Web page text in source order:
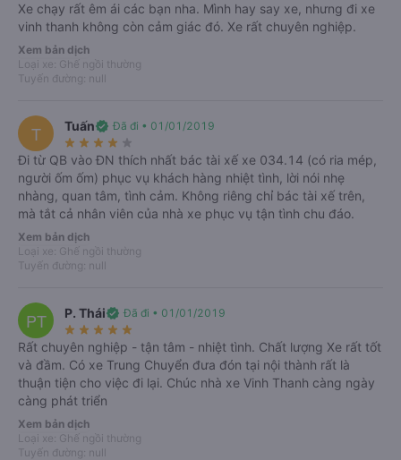
Lợi ích khi đặt Vexere
Chắc chắn có chỗ
Nhà xe nhận được thông tin ngay khi đặt chỗ. Cam kết
hoàn 150% nếu nhà xe không cung cấp dịch vụ vận
chuyển (* ).Điều kiện áp dụng
Hỗ trợ 24/7
Nhân viên tổng đài Vexere tận tâm tư vấn và hỗ trợ khi
gặp trục trặc hoặc sự cố.
Xe chạy rất êm ái các bạn nha. Mình hay say xe, nhưng đi xe
vinh thanh không còn cảm giác đó. Xe rất chuyên nghiệp.
Xem bản dịch
Loại xe: Ghế ngồi thường
Tuyến đường: null
T Tuấnverified Đã đi • 01/01/2019
star_rate star_rate star_rate star_rate star_rate
Đi từ QB vào ĐN thích nhất bác tài xế xe 034.14 (có ria mép,
người ốm ốm) phục vụ khách hàng nhiệt tình, lời nói nhẹ
nhàng, quan tâm, tình cảm. Không riêng chỉ bác tài xế trên,
mà tắt cả nhân viên của nhà xe phục vụ tận tình chu đáo.
Xem bản dịch
Loại xe: Ghế ngồi thường
Tuyến đường: null
PT P. Tháiverified Đã đi • 01/01/2019
star_rate star_rate star_rate star_rate star_rate
Rất chuyên nghiệp - tận tâm - nhiệt tình. Chất lượng Xe rất tốt
và đầm. Có xe Trung Chuyển đưa đón tại nội thành rất là
thuận tiện cho việc đi lại. Chúc nhà xe Vinh Thanh càng ngày
càng phát triển
Xem bản dịch
Loại xe: Ghế ngồi thường
Tuyến đường: null